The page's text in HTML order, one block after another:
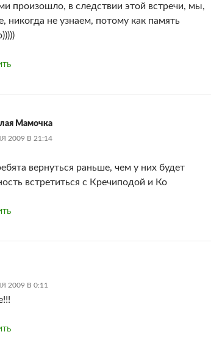
произошло, в следствии этой встречи, мы,
никогда не узнаем, потому как память
Мамочка
2009 В 21:14
вернуться раньше, чем у них будет
встретиться с Кречиподой и Ко
2009 В 0:11